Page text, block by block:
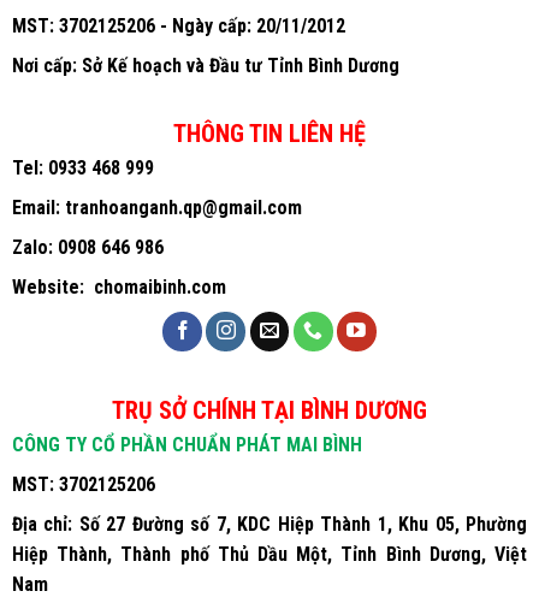
MST: 3702125206 - Ngày cấp: 20/11/2012
Nơi cấp: Sở Kế hoạch và Đầu tư Tỉnh Bình Dương
THÔNG TIN LIÊN HỆ
Tel:0933 468 999
Email:tranhoanganh.qp@gmail.com
Zalo:0908 646 986
Website: chomaibinh.com
TRỤ SỞ CHÍNH TẠI BÌNH DƯƠNG
CÔNG TY CỔ PHẦN CHUẨN PHÁT MAI BÌNH
MST:3702125206
Địa chỉ: Số 27 Đường số 7, KDC Hiệp Thành 1, Khu 05, Phường
Hiệp Thành, Thành phố Thủ Dầu Một, Tỉnh Bình Dương, Việt
Nam